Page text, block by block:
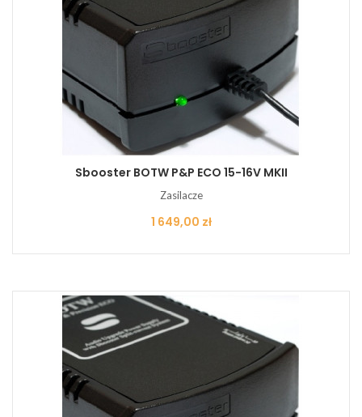
Sbooster BOTW P&P ECO 15-16V MKII
Zasilacze
Cena
1 649,00 zł